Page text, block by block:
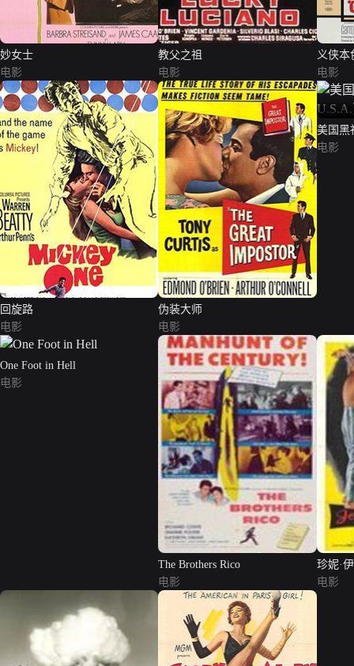
妙女士
电影
教父之祖
电影
义侠本
电影
回旋路
电影
伪装大师
电影
美国黑
U.S.A.
电影
One Foot in Hell
电影
The Brothers Rico
电影
珍妮·
电影